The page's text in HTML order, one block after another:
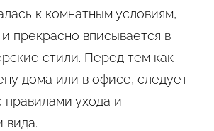
к комнатным условиям,
прекрасно вписывается в
стили. Перед тем как
дома или в офисе, следует
правилами ухода и
вида.